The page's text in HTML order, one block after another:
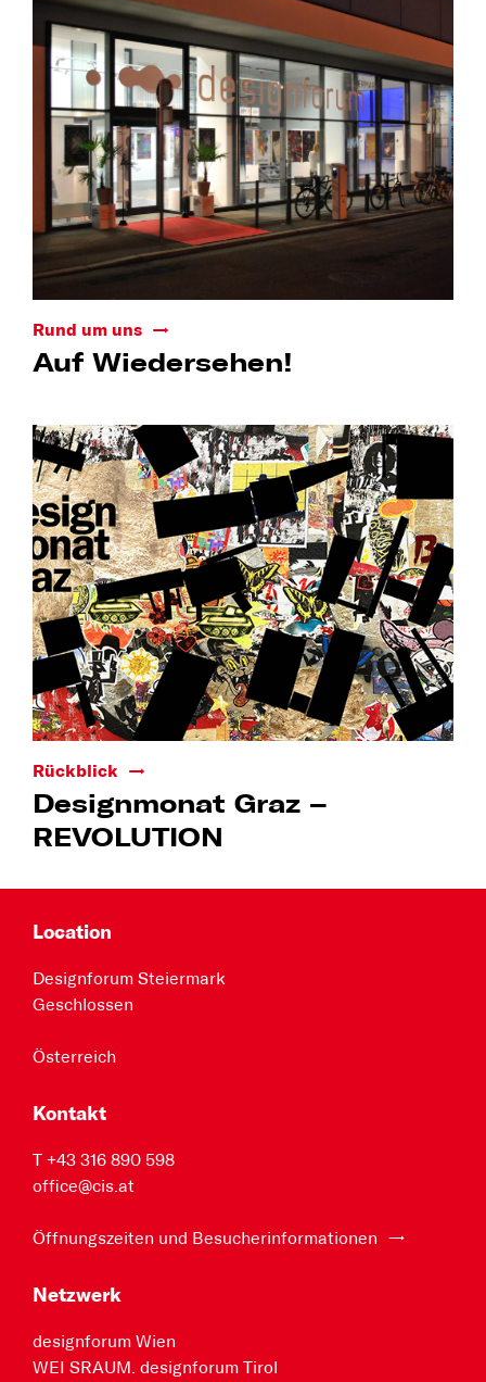
Rund um uns
Auf Wiedersehen!
Rückblick
Designmonat Graz –
REVOLUTION
Location
Designforum Steiermark
Geschlossen
Österreich
Kontakt
T +43 316 890 598
office@cis.at
Öffnungszeiten und Besucherinformationen
Netzwerk
designforum Wien
WEI SRAUM. designforum Tirol